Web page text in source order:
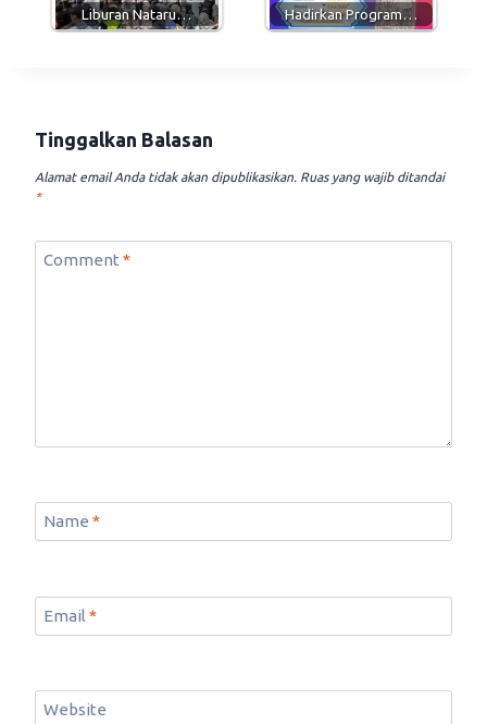
Liburan Nataru… Hadirkan Program…
Tinggalkan Balasan
Alamat email Anda tidak akan dipublikasikan. Ruas yang wajib ditandai
*
Comment *
Name *
Email *
Website